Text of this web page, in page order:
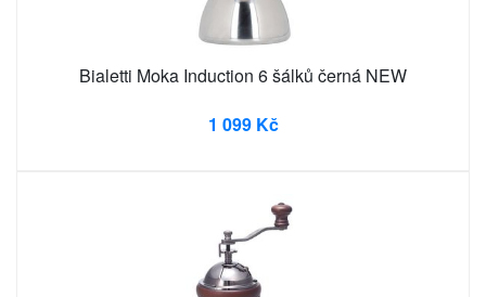
Bialetti Moka Induction 6 šálků černá NEW
1 099 Kč